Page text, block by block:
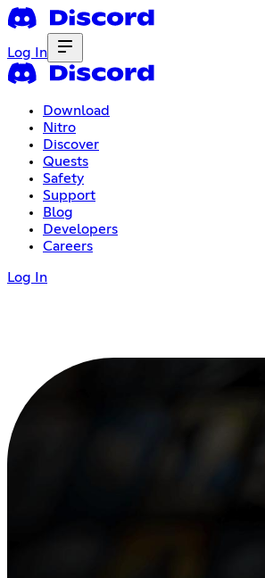
Log In
Download
Nitro
Discover
Quests
Safety
Support
Blog
Developers
Careers
Log In